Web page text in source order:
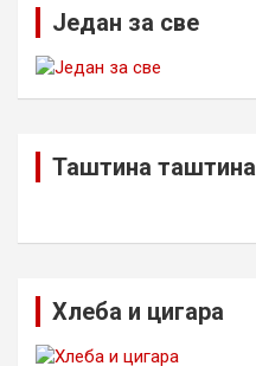
Један за све
Таштина таштина
Хлеба и цигара